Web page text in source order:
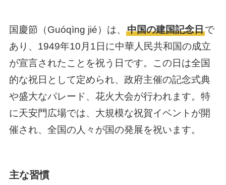
国慶節（Guóqìng jié）は、 中国の建国記念日で
あり、1949年10月1日に中華人民共和国の成立
が宣言されたことを祝う日です。この日は全国
的な祝日として定められ、政府主催の記念式典
や盛大なパレード、花火大会が行われます。特
に天安門広場では、大規模な祝賀イベントが開
催され、全国の人々が国の発展を祝います。
主な習慣